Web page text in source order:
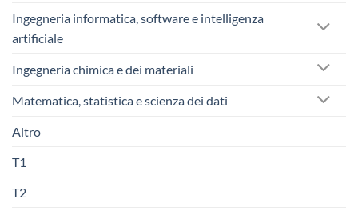
Ingegneria informatica, software e intelligenza
artificiale
Ingegneria chimica e dei materiali
Matematica, statistica e scienza dei dati
Altro
T1
T2